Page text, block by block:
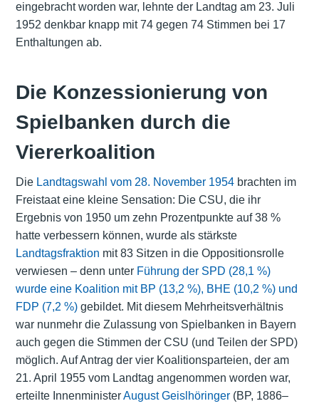
eingebracht worden war, lehnte der Landtag am 23. Juli
1952 denkbar knapp mit 74 gegen 74 Stimmen bei 17
Enthaltungen ab.
Die Konzessionierung von
Spielbanken durch die
Viererkoalition
Die Landtagswahl vom 28. November 1954brachten im
Freistaat eine kleine Sensation: Die CSU, die ihr
Ergebnis von 1950 um zehn Prozentpunkte auf 38 %
hatte verbessern können, wurde als stärkste
Landtagsfraktion mit 83 Sitzen in die Oppositionsrolle
verwiesen – denn unter Führung der SPD (28,1 %)
wurde eine Koalition mit BP (13,2 %), BHE (10,2 %) und
FDP (7,2 %)gebildet. Mit diesem Mehrheitsverhältnis
war nunmehr die Zulassung von Spielbanken in Bayern
auch gegen die Stimmen der CSU (und Teilen der SPD)
möglich. Auf Antrag der vier Koalitionsparteien, der am
21. April 1955 vom Landtag angenommen worden war,
erteilte InnenministerAugust Geislhöringer(BP, 1886–